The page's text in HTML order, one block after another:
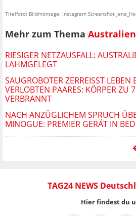
Titelfoto: Bildmontage: Instagram Screenshot
Mehr zum Thema Australien
RIESIGER NETZAUSFALL:
LAHMGELEGT
SAUGROBOTER ZERREISST LEBEN
ERLOBTEN PAARES: KÖRPER ZU
ERBRANNT
NACH ANZÜGLICHEM SPRUCH
MINOGUE: PREMIER GERÄT IN
TAG24 NEWS
Hier findest du